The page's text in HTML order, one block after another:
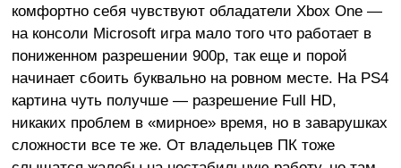
комфортно себя чувствуют обладатели Xbox One —
на консоли Microsoft игра мало того что работает в
пониженном разрешении 900р, так еще и порой
начинает сбоить буквально на ровном месте. На PS4
картина чуть получше — разрешение Full HD,
никаких проблем в «мирное» время, но в заварушках
сложности все те же. От владельцев ПК тоже